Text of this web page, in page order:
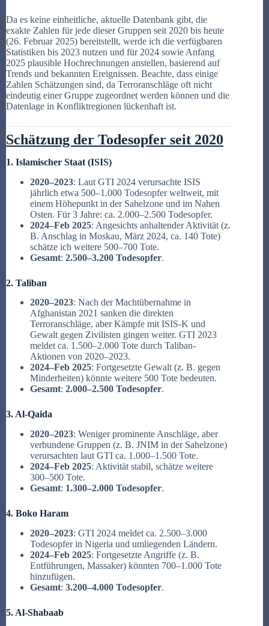
Da es keine einheitliche, aktuelle Datenbank gibt, die
exakte Zahlen für jede dieser Gruppen seit 2020 bis heute
(26. Februar 2025) bereitstellt, werde ich die verfügbaren
Statistiken bis 2023 nutzen und für 2024 sowie Anfang
2025 plausible Hochrechnungen anstellen, basierend auf
Trends und bekannten Ereignissen. Beachte, dass einige
Zahlen Schätzungen sind, da Terroranschläge oft nicht
eindeutig einer Gruppe zugeordnet werden können und die
Datenlage in Konfliktregionen lückenhaft ist.
Schätzung der Todesopfer seit 2020
1. Islamischer Staat (ISIS)
2020–2023: Laut GTI 2024 verursachte ISIS
jährlich etwa 500–1.000 Todesopfer weltweit, mit
einem Höhepunkt in der Sahelzone und im Nahen
Osten. Für 3 Jahre: ca. 2.000–2.500 Todesopfer.
2024–Feb 2025: Angesichts anhaltender Aktivität (z.
B. Anschlag in Moskau, März 2024, ca. 140 Tote)
schätze ich weitere 500–700 Tote.
Gesamt: 2.500–3.200 Todesopfer.
2. Taliban
2020–2023: Nach der Machtübernahme in
Afghanistan 2021 sanken die direkten
Terroranschläge, aber Kämpfe mit ISIS-K und
Gewalt gegen Zivilisten gingen weiter. GTI 2023
meldet ca. 1.500–2.000 Tote durch Taliban-
Aktionen von 2020–2023.
2024–Feb 2025: Fortgesetzte Gewalt (z. B. gegen
Minderheiten) könnte weitere 500 Tote bedeuten.
Gesamt: 2.000–2.500 Todesopfer.
3. Al-Qaida
2020–2023: Weniger prominente Anschläge, aber
verbundene Gruppen (z. B. JNIM in der Sahelzone)
verursachten laut GTI ca. 1.000–1.500 Tote.
2024–Feb 2025: Aktivität stabil, schätze weitere
300–500 Tote.
Gesamt: 1.300–2.000 Todesopfer.
4. Boko Haram
2020–2023: GTI 2024 meldet ca. 2.500–3.000
Todesopfer in Nigeria und umliegenden Ländern.
2024–Feb 2025: Fortgesetzte Angriffe (z. B.
Entführungen, Massaker) könnten 700–1.000 Tote
hinzufügen.
Gesamt: 3.200–4.000 Todesopfer.
5. Al-Shabaab